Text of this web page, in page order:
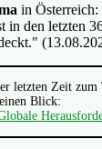
in Österreich:
den letzten
letzten Zeit zum
einen Blick: